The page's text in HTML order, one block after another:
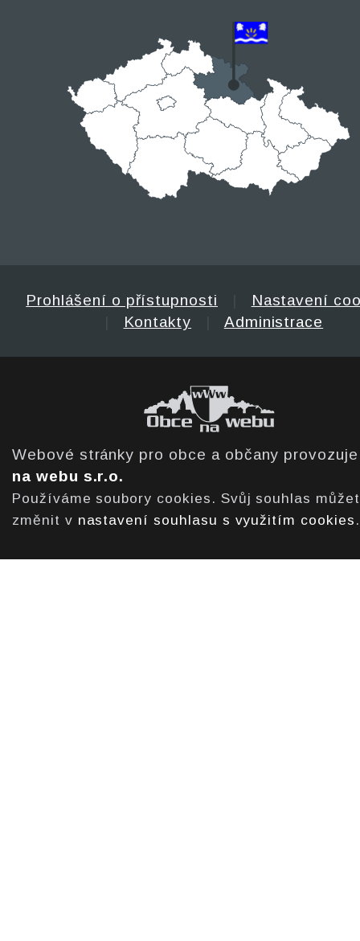
Prohlášení o přístupnosti
Nastavení
Kontakty Administrace
Webové stránky pro obce a občany
na webu s.r.o.
Používáme soubory cookies. Svůj souhlas
změnit v nastavení souhlasu s využitím cookies .